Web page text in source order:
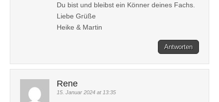
Du bist und bleibst ein Könner deines Fachs.
Liebe Grüße
Heike & Martin
Antworten
Rene
15. Januar 2024 at 13:35